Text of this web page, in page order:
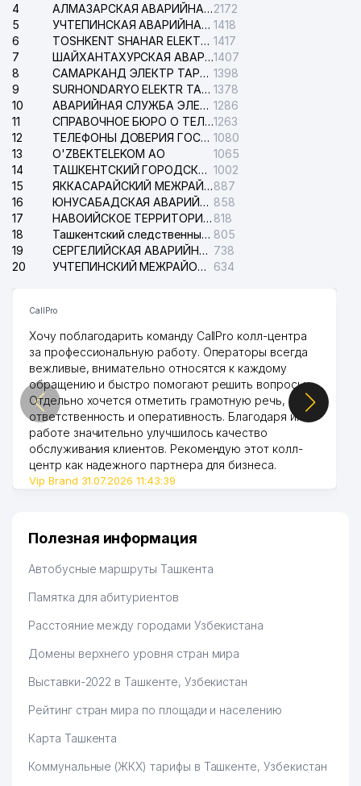
4 АЛМАЗАРСКАЯ АВАРИЙНАЯ СЛУЖБА ЭЛЕКТРОСЕТИ2172
5
УЧТЕПИНСКАЯ АВАРИЙНАЯ СЛУЖБА ЭЛЕКТРОСЕТИ 1418
6
TOSHKENT SHAHAR ELEKTR TARMOQLARI KORXONASI АО 1417
7
ШАЙХАНТАХУРСКАЯ АВАРИЙНАЯ СЛУЖБА ЭЛЕКТРОСЕТИ1407
8
САМАРКАНД ЭЛЕКТР ТАРМОКЛАРИ АО 1398
9
SURHONDARYO ELEKTR TARMOKLARI АО 1378
10
АВАРИЙНАЯ СЛУЖБА ЭЛЕКТРОСЕТИ ТАШКЕНТСКОГО РАЙОНА 1286
11
СПРАВОЧНОЕ БЮРО О ТЕЛЕФОНАХ ОРГАНИЗАЦИЙ г. ТАШКЕНТА1263
12
ТЕЛЕФОНЫ ДОВЕРИЯ ГОСУДАРСТВЕННОГО ЦЕНТРА ТЕСТИРОВАНИЯ 1080
13
O'ZBEKTELEKOM АО
1065
14
ТАШКЕНТСКИЙ ГОРОДСКОЙ СУД ПО ГРАЖДАНСКИМ ДЕЛАМ 1002
15
ЯККАСАРАЙСКИЙ МЕЖРАЙОННЫЙ СУД ПО ГРАЖДАНСКИМ ДЕЛАМ887
16
ЮНУСАБАДСКАЯ АВАРИЙНАЯ СЛУЖБА ЭЛЕКТРОСЕТИ 858
17
НАВОИЙСКОЕ ТЕРРИТОРИАЛЬНОЕ ПРЕДПРИЯТИЕ ЭЛЕКТРОСЕТИ АО 818
18
Ташкентский следственный изолятор 805
19
СЕРГЕЛИЙСКАЯ АВАРИЙНАЯ СЛУЖБА ЭЛЕКТРОСЕТИ 738
20
УЧТЕПИНСКИЙ МЕЖРАЙОННЫЙ СУД ПО ГРАЖДАНСКИМ ДЕЛАМ 634
CallPro
Хочу поблагодарить команду CallPro колл-центра
за профессиональную работу. Операторы всегда
вежливые, внимательно относятся к каждому
обращению и быстро помогают решить вопросы.
Отдельно хочется отметить грамотную речь,
ответственность и оперативность. Благодаря их
работе значительно улучшилось качество
обслуживания клиентов. Рекомендую этот колл-
центр как надежного партнера для бизнеса.
Vip Brand 31.07.2026 11:43:39
Полезная информация
Автобусные маршруты Ташкента
Памятка для абитуриентов
Расстояние между городами Узбекистана
Домены верхнего уровня стран мира
Выставки-2022 в Ташкенте, Узбекистан
Рейтинг стран мира по площади и населению
Карта Ташкента
Коммунальные (ЖКХ) тарифы в Ташкенте, Узбекистан